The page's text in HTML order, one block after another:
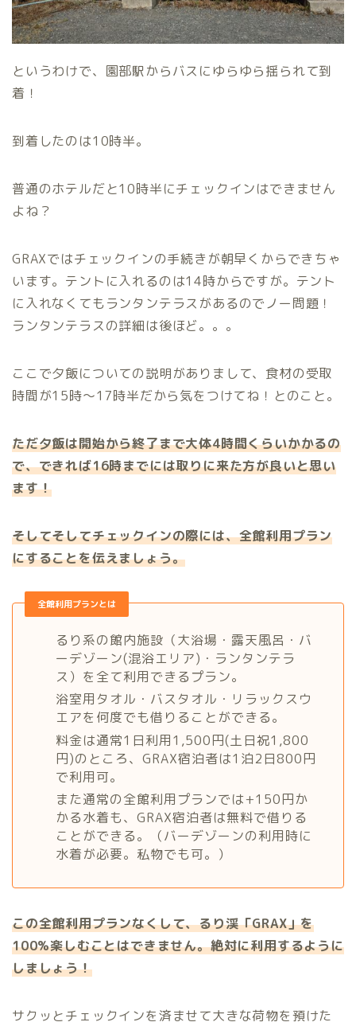
というわけで、園部駅からバスにゆらゆら揺られて到
着！
到着したのは10時半。
普通のホテルだと10時半にチェックインはできません
よね？
GRAXではチェックインの手続きが朝早くからできちゃ
います。テントに入れるのは14時からですが。テント
に入れなくてもランタンテラスがあるのでノー問題！
ランタンテラスの詳細は後ほど。。。
ここで夕飯についての説明がありまして、食材の受取
時間が15時〜17時半だから気をつけてね！とのこと。
ただ夕飯は開始から終了まで大体4時間くらいかかるの
で、できれば16時までには取りに来た方が良いと思い
ます！
そしてそしてチェックインの際には、全館利用プラン
にすることを伝えましょう。
全館利用プランとは
るり系の館内施設（大浴場・露天風呂・バ
ーデゾーン(混浴エリア)・ランタンテラ
ス）を全て利用できるプラン。
浴室用タオル・バスタオル・リラックスウ
エアを何度でも借りることができる。
料金は通常1日利用1,500円(土日祝1,800
円)のところ、GRAX宿泊者は1泊2日800円
で利用可。
また通常の全館利用プランでは+150円か
かる水着も、GRAX宿泊者は無料で借りる
ことができる。（バーデゾーンの利用時に
水着が必要。私物でも可。）
この全館利用プランなくして、るり渓「GRAX」を
100%楽しむことはできません。絶対に利用するように
しましょう！
サクッとチェックインを済ませて大きな荷物を預けた